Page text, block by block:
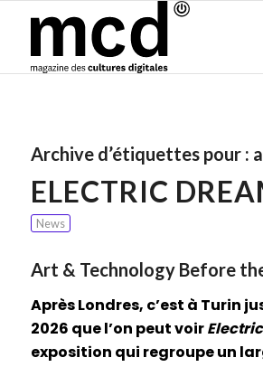
Archive d’étiquettes pour :
ELECTRIC
News
Art & Technology Before
Après Londres, c’est à Turin
2026 que l’on peut voir
exposition qui regroupe un